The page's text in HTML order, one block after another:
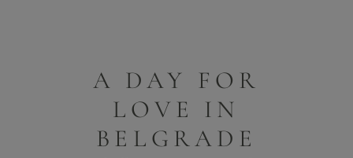
A DAY FOR
LOVE IN
BELGRADE